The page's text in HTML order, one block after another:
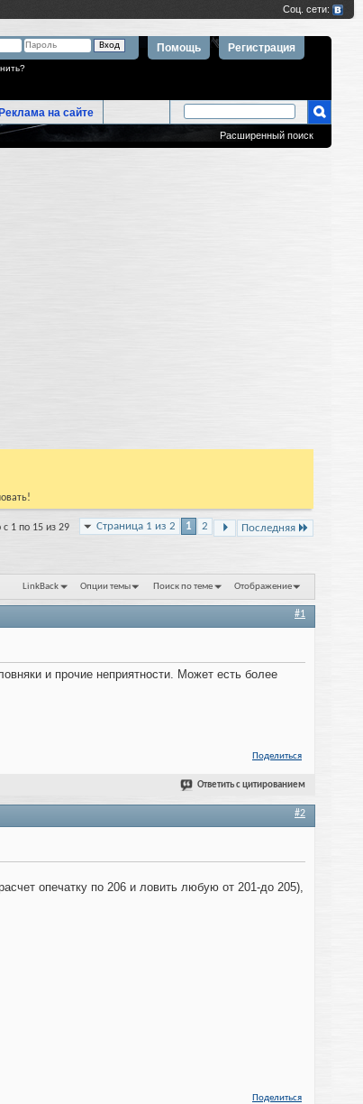
Регистрация
Помощь
Реклама на сайте
Расширенный поиск
Страница 1 из 2 1 2 Последняя
с 1 по 15 из 29
LinkBack Опции темы Поиск по теме Отображение
#1
и прочие неприятности. Может есть более
Поделиться
Ответить с цитированием
#2
опечатку по 206 и ловить любую от 201-до 205),
Поделиться